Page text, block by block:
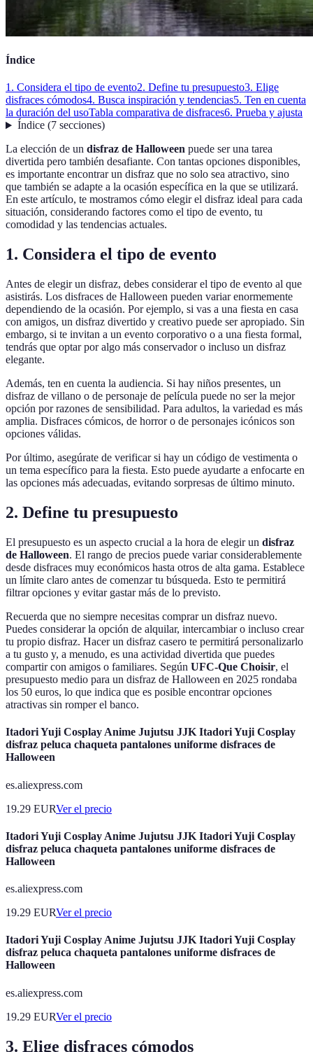
Índice
1. Considera el tipo de evento2. Define tu presupuesto3. Elige
disfraces cómodos4. Busca inspiración y tendencias5. Ten en cuenta
la duración del usoTabla comparativa de disfraces6. Prueba y ajusta
Índice(7 secciones)
La elección de un disfraz de Halloween puede ser una tarea
divertida pero también desafiante. Con tantas opciones disponibles,
es importante encontrar un disfraz que no solo sea atractivo, sino
que también se adapte a la ocasión específica en la que se utilizará.
En este artículo, te mostramos cómo elegir el disfraz ideal para cada
situación, considerando factores como el tipo de evento, tu
comodidad y las tendencias actuales.
1. Considera el tipo de evento
Antes de elegir un disfraz, debes considerar el tipo de evento al que
asistirás. Los disfraces de Halloween pueden variar enormemente
dependiendo de la ocasión. Por ejemplo, si vas a una fiesta en casa
con amigos, un disfraz divertido y creativo puede ser apropiado. Sin
embargo, si te invitan a un evento corporativo o a una fiesta formal,
tendrás que optar por algo más conservador o incluso un disfraz
elegante.
Además, ten en cuenta la audiencia. Si hay niños presentes, un
disfraz de villano o de personaje de película puede no ser la mejor
opción por razones de sensibilidad. Para adultos, la variedad es más
amplia. Disfraces cómicos, de horror o de personajes icónicos son
opciones válidas.
Por último, asegúrate de verificar si hay un código de vestimenta o
un tema específico para la fiesta. Esto puede ayudarte a enfocarte en
las opciones más adecuadas, evitando sorpresas de último minuto.
2. Define tu presupuesto
El presupuesto es un aspecto crucial a la hora de elegir un disfraz
de Halloween. El rango de precios puede variar considerablemente
desde disfraces muy económicos hasta otros de alta gama. Establece
un límite claro antes de comenzar tu búsqueda. Esto te permitirá
filtrar opciones y evitar gastar más de lo previsto.
Recuerda que no siempre necesitas comprar un disfraz nuevo.
Puedes considerar la opción de alquilar, intercambiar o incluso crear
tu propio disfraz. Hacer un disfraz casero te permitirá personalizarlo
a tu gusto y, a menudo, es una actividad divertida que puedes
compartir con amigos o familiares. Según UFC-Que Choisir, el
presupuesto medio para un disfraz de Halloween en 2025 rondaba
los 50 euros, lo que indica que es posible encontrar opciones
atractivas sin romper el banco.
Itadori Yuji Cosplay Anime Jujutsu JJK Itadori Yuji Cosplay
disfraz peluca chaqueta pantalones uniforme disfraces de
Halloween
es.aliexpress.com
19.29 EURVer el precio
Itadori Yuji Cosplay Anime Jujutsu JJK Itadori Yuji Cosplay
disfraz peluca chaqueta pantalones uniforme disfraces de
Halloween
es.aliexpress.com
19.29 EURVer el precio
Itadori Yuji Cosplay Anime Jujutsu JJK Itadori Yuji Cosplay
disfraz peluca chaqueta pantalones uniforme disfraces de
Halloween
es.aliexpress.com
19.29 EURVer el precio
3. Elige disfraces cómodos